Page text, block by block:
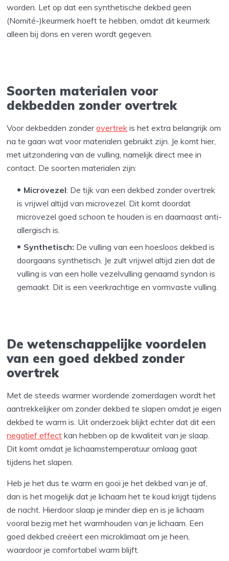
worden. Let op dat een synthetische dekbed geen
(Nomité-)keurmerk hoeft te hebben, omdat dit keurmerk
alleen bij dons en veren wordt gegeven.
Soorten materialen voor
dekbedden zonder overtrek
Voor dekbedden zonderovertrek is het extra belangrijk om
na te gaan wat voor materialen gebruikt zijn. Je komt hier,
met uitzondering van de vulling, namelijk direct mee in
contact. De soorten materialen zijn:
Microvezel: De tijk van een dekbed zonder overtrek
is vrijwel altijd van microvezel. Dit komt doordat
microvezel goed schoon te houden is en daarnaast anti-
allergisch is.
Synthetisch: De vulling van een hoesloos dekbed is
doorgaans synthetisch. Je zult vrijwel altijd zien dat de
vulling is van een holle vezelvulling genaamd syndon is
gemaakt. Dit is een veerkrachtige en vormvaste vulling.
De wetenschappelijke voordelen
van een goed dekbed zonder
overtrek
Met de steeds warmer wordende zomerdagen wordt het
aantrekkelijker om zonder dekbed te slapen omdat je eigen
dekbed te warm is. Uit onderzoek blijkt echter dat dit een
negatief effect kan hebben op de kwaliteit van je slaap.
Dit komt omdat je lichaamstemperatuur omlaag gaat
tijdens het slapen.
Heb je het dus te warm en gooi je het dekbed van je af,
dan is het mogelijk dat je lichaam het te koud krijgt tijdens
de nacht. Hierdoor slaap je minder diep en is je lichaam
vooral bezig met het warmhouden van je lichaam. Een
goed dekbed creëert een microklimaat om je heen,
waardoor je comfortabel warm blijft.